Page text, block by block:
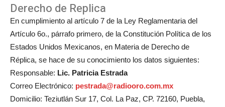
Derecho de Replica
En cumplimiento al artículo 7 de la Ley Reglamentaria del
Artículo 6o., párrafo primero, de la Constitución Política de los
Estados Unidos Mexicanos, en Materia de Derecho de
Réplica, se hace de su conocimiento los datos siguientes:
Responsable: Lic. Patricia Estrada
Correo Electrónico: pestrada@radiooro.com.mx
Domicilio: Teziutlán Sur 17, Col. La Paz, CP. 72160, Puebla,